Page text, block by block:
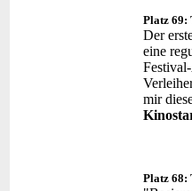
Platz 69:
Der
eine
mir
Platz 68: